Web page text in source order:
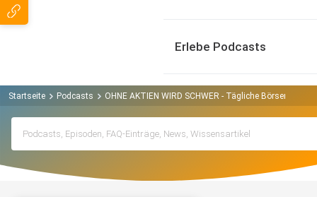
Erlebe Podcasts
Startseite Podcasts OHNE AKTIEN WIRD SCHWER - Tägliche Börsen-News